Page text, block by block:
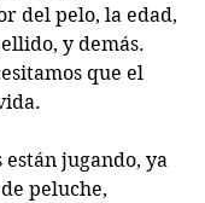
del pelo, la edad,
y demás.
que el
están jugando, ya
peluche,